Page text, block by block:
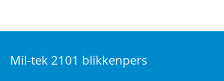
Mil-tek 2101 blikkenpers